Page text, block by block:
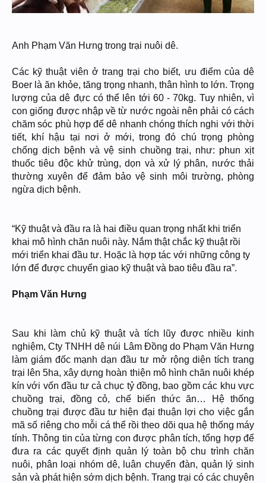
Anh Phạm Văn Hưng trong trại nuôi dê.
Các kỹ thuật viên ở trang trại cho biết, ưu điểm của dê
Boer là ăn khỏe, tăng trọng nhanh, thân hình to lớn. Trọng
lượng của dê đực có thể lên tới 60 - 70kg. Tuy nhiên, vì
con giống được nhập về từ nước ngoài nên phải có cách
chăm sóc phù hợp để dê nhanh chóng thích nghi với thời
tiết, khí hậu tại nơi ở mới, trong đó chú trọng phòng
chống dịch bệnh và vệ sinh chuồng trại, như: phun xịt
thuốc tiêu độc khử trùng, dọn và xử lý phân, nước thải
thường xuyên để đảm bảo vệ sinh môi trường, phòng
ngừa dịch bệnh.
“Kỹ thuật và đầu ra là hai điều quan trọng nhất khi triển
khai mô hình chăn nuôi này. Nắm thật chắc kỹ thuật rồi
mới triển khai đầu tư. Hoặc là hợp tác với những công ty
lớn để được chuyển giao kỹ thuật và bao tiêu đầu ra”.
Phạm Văn Hưng
Sau khi làm chủ kỹ thuật và tích lũy được nhiều kinh
nghiệm, Cty TNHH dê núi Lâm Đồng do Phạm Văn Hưng
làm giám đốc mạnh dạn đầu tư mở rộng diện tích trang
trại lên 5ha, xây dựng hoàn thiện mô hình chăn nuôi khép
kín với vốn đầu tư cả chục tỷ đồng, bao gồm các khu vực
chuồng trại, đồng cỏ, chế biến thức ăn… Hệ thống
chuồng trại được đầu tư hiện đại thuận lợi cho việc gắn
mã số riêng cho mỗi cá thể rồi theo dõi qua hệ thống máy
tính. Thông tin của từng con được phân tích, tổng hợp để
đưa ra các quyết định quản lý toàn bộ chu trình chăn
nuôi, phân loại nhóm dê, luân chuyển đàn, quản lý sinh
sản và phát hiện sớm dịch bệnh. Trang trại có các chuyên